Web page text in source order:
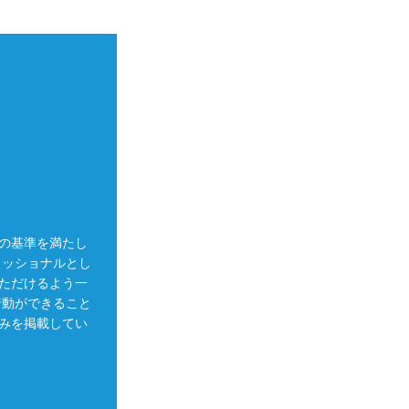
基準を満たし
ショナルとし
だけるよう一
ができること
を掲載してい